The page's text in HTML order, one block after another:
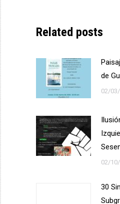
Related posts
de
02/
02/
30